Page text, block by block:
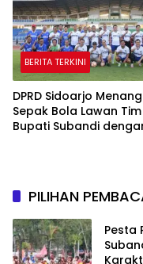
BERITA TERKINI
DPRD Sidoarjo Menang
Sepak Bola Lawan Tim
Bupati Subandi
PILIHAN
Pesta